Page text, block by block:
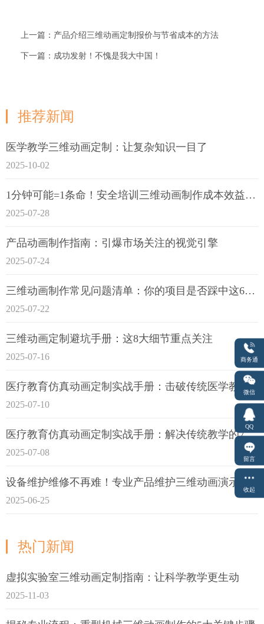
上一篇：产品介绍三维动画定制报价与节省成本的方法
下一篇：成功发射！不愧是我大中国！
推荐新闻
医学教学三维动画定制：让复杂知识一目了
2025-10-02
1分钟可能=1条命！安全培训三维动画制作成本效益深度拆解
2025-07-28
产品动画制作指南：引爆市场关注的视觉引擎
2025-07-24
三维动画制作常见问题清单：你的项目是否踩中这6大技术雷区？
2025-07-22
三维动画定制避坑手册：这8大细节重点关注
2025-07-16
医疗教育仿真动画定制实战手册：击破传统医学教育7大痛点
2025-07-10
医疗教育仿真动画定制实战手册：解决传统教学的7大痛点
2025-07-08
设备维护维修不再难！专业产品维护三维动画演示定制指南
2025-06-25
热门新闻
虚拟实验室三维动画定制指南：让科学教学更生动
2025-11-03
商务通
微信
QQ
留言
收起